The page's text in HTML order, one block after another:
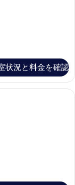
状況と料金を確認
(無料)、客室ごとに